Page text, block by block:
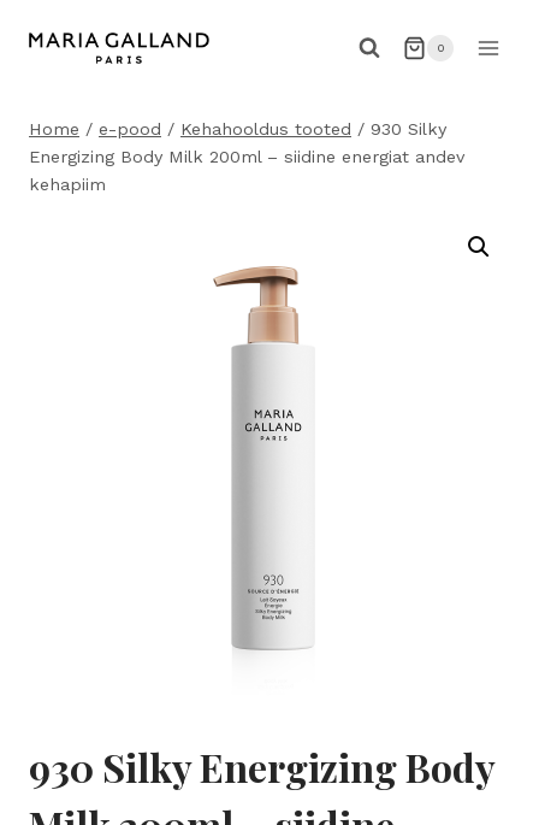
0
Home / e-pood / Kehahooldus tooted / 930 Silky
Energizing Body Milk 200ml – siidine energiat andev
kehapiim
930 Silky Energizing Body